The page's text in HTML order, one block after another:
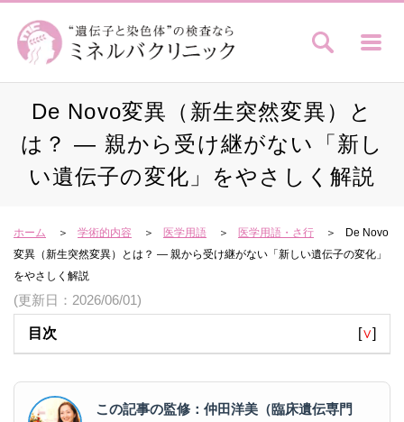
De Novo変異（新生突然変異）と
は？ ― 親から受け継がない「新し
い遺伝子の変化」をやさしく解説
ホーム 学術的内容 医学用語 医学用語・さ行
De Novo
変異（新生突然変異）とは？ ― 親から受け継がない「新しい遺伝子の変化」
をやさしく解説
(更新日：2026/06/01)
目次 [∨]
この記事の監修：仲田洋美（臨床遺伝専門